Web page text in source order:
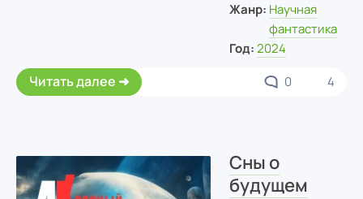
Жанр: Научная
фантастика
Год: 2024
Читать далее 0 4
Сны о
будущем